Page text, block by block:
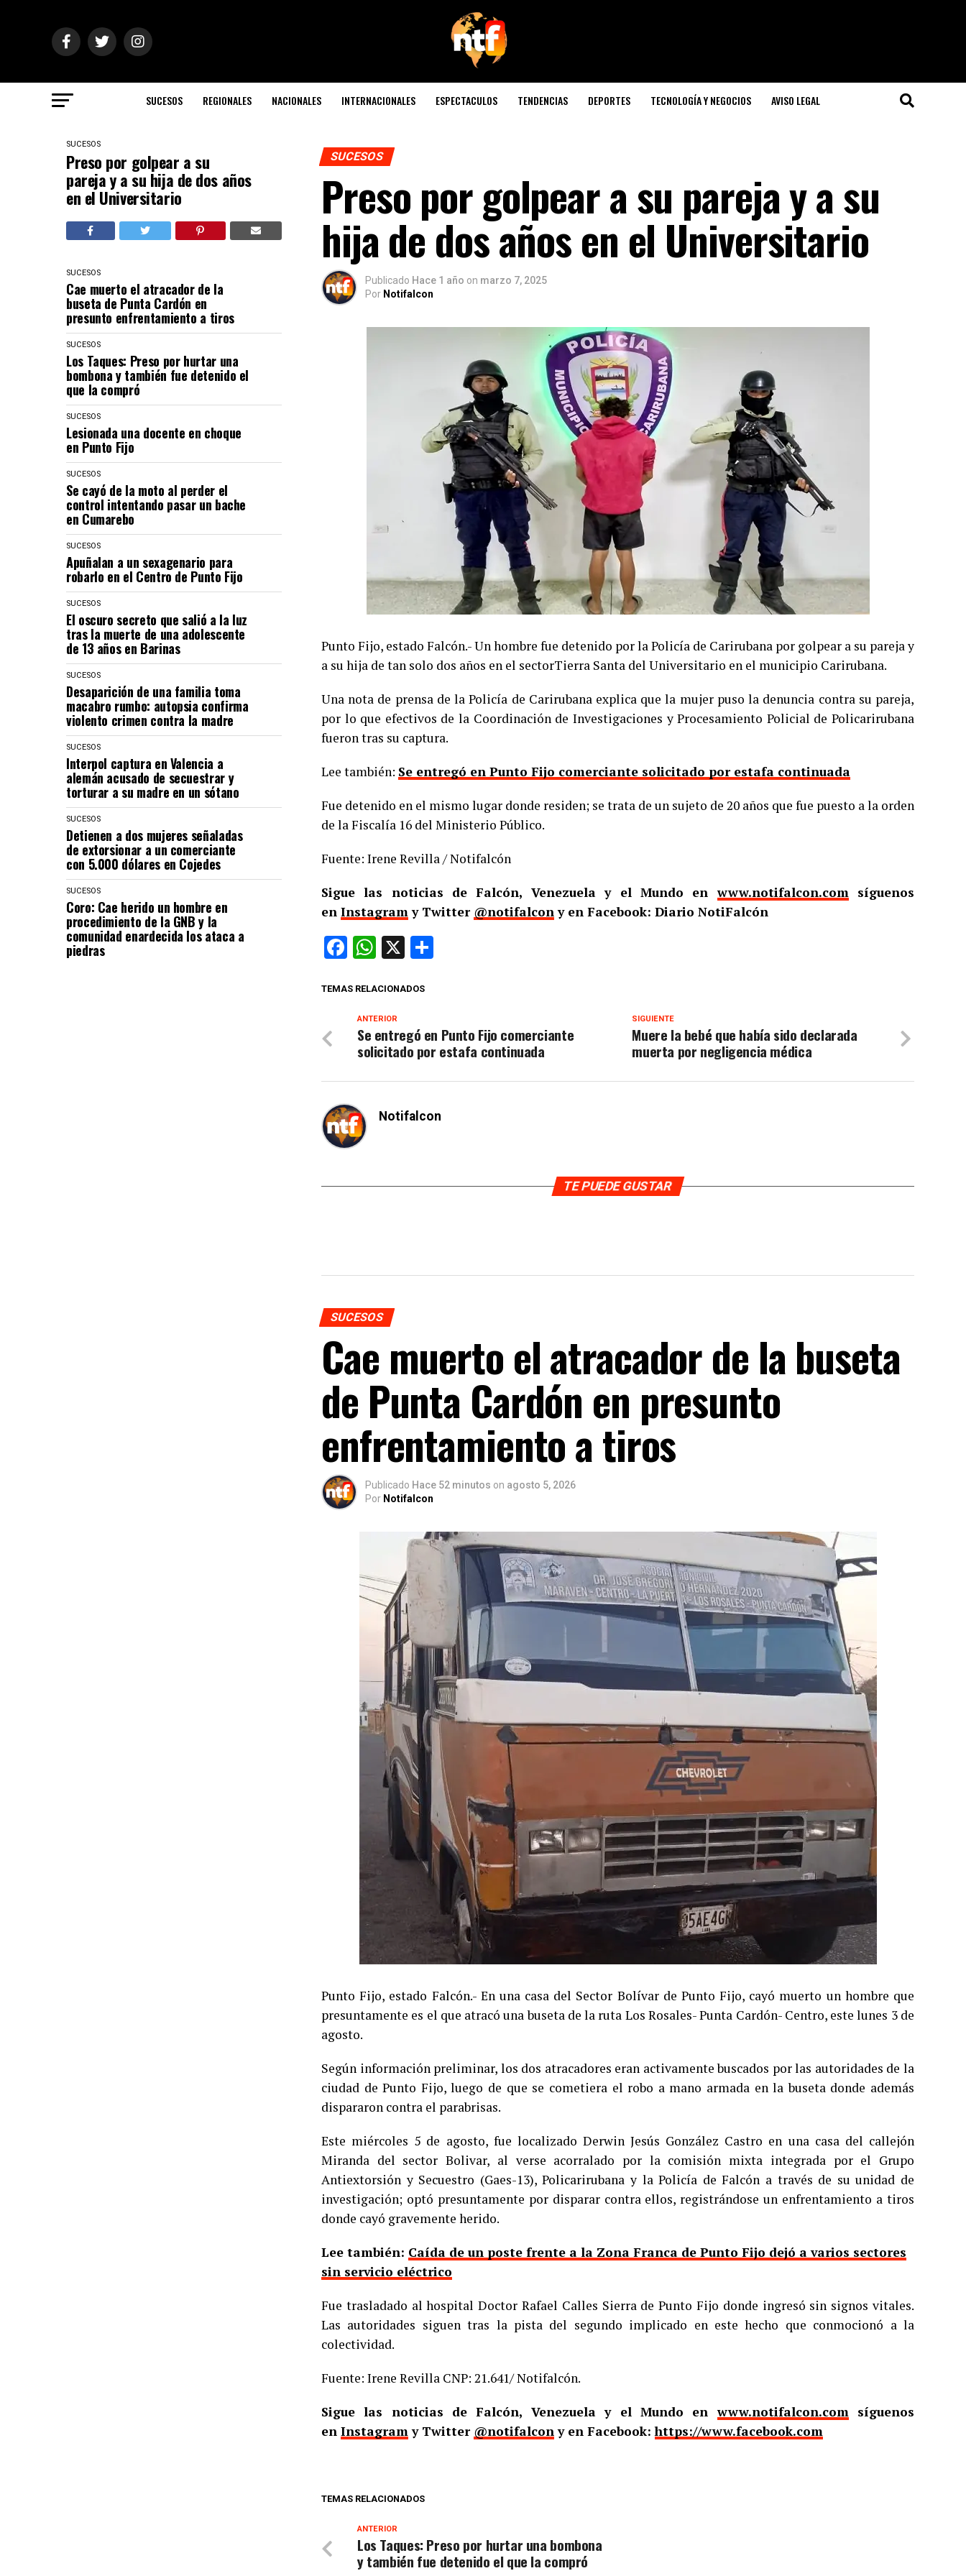
SUCESOS REGIONALES NACIONALES INTERNACIONALES ESPECTACULOS TENDENCIAS DEPORTES TECNOLOGÍA Y NEGOCIOS AVISO LEGAL
SUCESOS
Preso por golpear a su
pareja y a su hija de dos años
en el Universitario
SUCESOS
Cae muerto el atracador de la
buseta de Punta Cardón en
presunto enfrentamiento a tiros
SUCESOS
Los Taques: Preso por hurtar una
bombona y también fue detenido el
que la compró
SUCESOS
Lesionada una docente en choque
en Punto Fijo
SUCESOS
Se cayó de la moto al perder el
control intentando pasar un bache
en Cumarebo
SUCESOS
Apuñalan a un sexagenario para
robarlo en el Centro de Punto Fijo
SUCESOS
El oscuro secreto que salió a la luz
tras la muerte de una adolescente
de 13 años en Barinas
SUCESOS
Desaparición de una familia toma
macabro rumbo: autopsia confirma
violento crimen contra la madre
SUCESOS
Interpol captura en Valencia a
alemán acusado de secuestrar y
torturar a su madre en un sótano
SUCESOS
Detienen a dos mujeres señaladas
de extorsionar a un comerciante
con 5.000 dólares en Cojedes
SUCESOS
Coro: Cae herido un hombre en
procedimiento de la GNB y la
comunidad enardecida los ataca a
piedras
SUCESOS
Preso por golpear a su pareja y a su
hija de dos años en el Universitario
Publicado Hace 1 año on marzo 7, 2025
Por Notifalcon
Punto Fijo, estado Falcón.- Un hombre fue detenido por la Policía de Carirubana por golpear a su pareja y
a su hija de tan solo dos años en el sectorTierra Santa del Universitario en el municipio Carirubana.
Una nota de prensa de la Policía de Carirubana explica que la mujer puso la denuncia contra su pareja,
por lo que efectivos de la Coordinación de Investigaciones y Procesamiento Policial de Policarirubana
fueron tras su captura.
Lee también: Se entregó en Punto Fijo comerciante solicitado por estafa continuada
Fue detenido en el mismo lugar donde residen; se trata de un sujeto de 20 años que fue puesto a la orden
de la Fiscalía 16 del Ministerio Público.
Fuente: Irene Revilla / Notifalcón
Sigue las noticias de Falcón, Venezuela y el Mundo enwww.notifalcon.comsíguenos
en Instagramy Twitter @notifalcony en Facebook: Diario NotiFalcón
Facebook
WhatsApp
X
TEMAS RELACIONADOS
SIGUIENTE
Muere la bebé que había sido declarada
muerta por negligencia médica
ANTERIOR
Se entregó en Punto Fijo comerciante
solicitado por estafa continuada
Notifalcon
TE PUEDE GUSTAR
SUCESOS
Cae muerto el atracador de la buseta
de Punta Cardón en presunto
enfrentamiento a tiros
Publicado Hace 52 minutos on agosto 5, 2026
Por Notifalcon
Punto Fijo, estado Falcón.- En una casa del Sector Bolívar de Punto Fijo, cayó muerto un hombre que
presuntamente es el que atracó una buseta de la ruta Los Rosales- Punta Cardón- Centro, este lunes 3 de
agosto.
Según información preliminar, los dos atracadores eran activamente buscados por las autoridades de la
ciudad de Punto Fijo, luego de que se cometiera el robo a mano armada en la buseta donde además
dispararon contra el parabrisas.
Este miércoles 5 de agosto, fue localizado Derwin Jesús González Castro en una casa del callejón
Miranda del sector Bolivar, al verse acorralado por la comisión mixta integrada por el Grupo
Antiextorsión y Secuestro (Gaes-13), Policarirubana y la Policía de Falcón a través de su unidad de
investigación; optó presuntamente por disparar contra ellos, registrándose un enfrentamiento a tiros
donde cayó gravemente herido.
Lee también: Caída de un poste frente a la Zona Franca de Punto Fijo dejó a varios sectores
sin servicio eléctrico
Fue trasladado al hospital Doctor Rafael Calles Sierra de Punto Fijo donde ingresó sin signos vitales.
Las autoridades siguen tras la pista del segundo implicado en este hecho que conmocionó a la
colectividad.
Fuente: Irene Revilla CNP: 21.641/ Notifalcón.
Sigue las noticias de Falcón, Venezuela y el Mundo enwww.notifalcon.comsíguenos
en Instagramy Twitter @notifalcony en Facebook:https://www.facebook.com
TEMAS RELACIONADOS
ANTERIOR
Los Taques: Preso por hurtar una bombona
y también fue detenido el que la compró